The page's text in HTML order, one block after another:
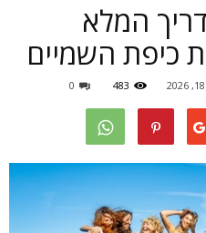
המלא
כיפת השמיים
483
0